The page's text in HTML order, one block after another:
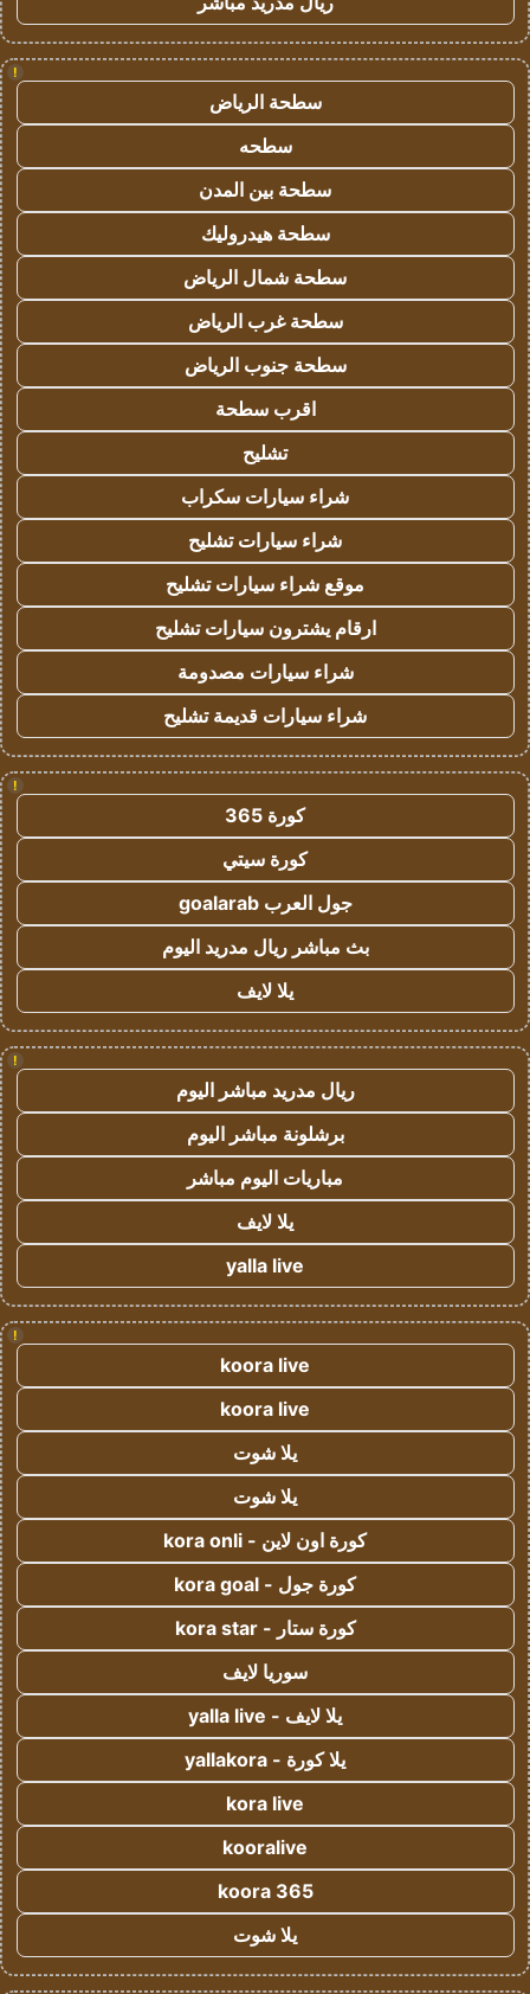
!
سطحة الرياض
سطحه
سطحة بين المدن
سطحة هيدروليك
سطحة شمال الرياض
سطحة غرب الرياض
سطحة جنوب الرياض
اقرب سطحة
تشليح
شراء سيارات سكراب
شراء سيارات تشليح
موقع شراء سيارات تشليح
ارقام يشترون سيارات تشليح
شراء سيارات مصدومة
شراء سيارات قديمة تشليح
!
كورة 365
كورة سيتي
جول العرب goalarab
بث مباشر ريال مدريد اليوم
يلا لايف
!
ريال مدريد مباشر اليوم
برشلونة مباشر اليوم
مباريات اليوم مباشر
يلا لايف
yalla live
!
koora live
koora live
يلا شوت
يلا شوت
كورة اون لاين - kora onli
كورة جول - kora goal
كورة ستار - kora star
سوريا لايف
يلا لايف - yalla live
يلا كورة - yallakora
kora live
kooralive
koora 365
يلا شوت